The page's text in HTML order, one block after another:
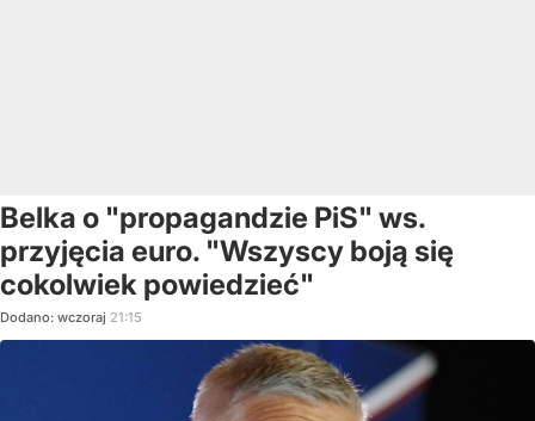
Belka o "propagandzie PiS" ws.
przyjęcia euro. "Wszyscy boją się
cokolwiek powiedzieć"
Dodano: wczoraj 21:15